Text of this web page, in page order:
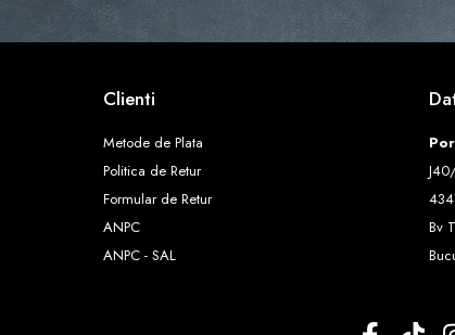
Clienti
Metode de Plata
Politica de Retur
Formular de Retur
ANPC
ANPC - SAL
Bv